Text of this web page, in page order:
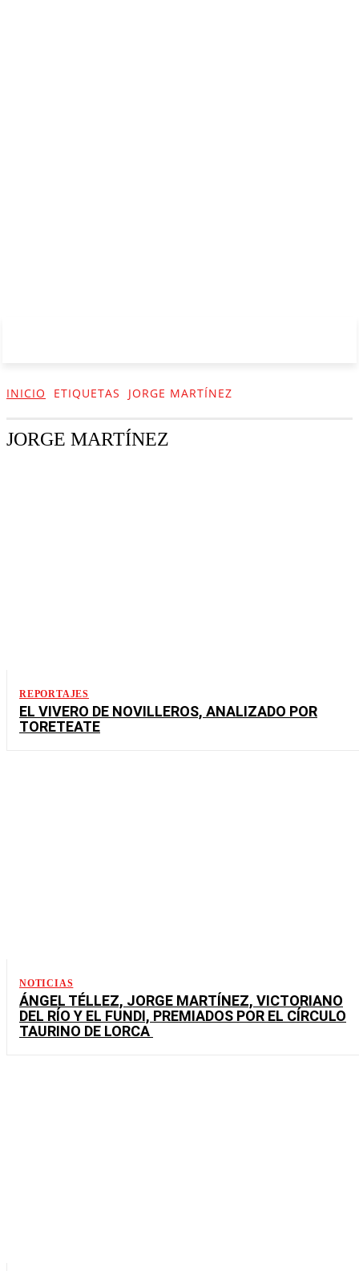
INICIO ETIQUETAS JORGE MARTÍNEZ
JORGE MARTÍNEZ
REPORTAJES
EL VIVERO DE NOVILLEROS, ANALIZADO POR
TORETEATE
NOTICIAS
ÁNGEL TÉLLEZ, JORGE MARTÍNEZ, VICTORIANO
DEL RÍO Y EL FUNDI, PREMIADOS POR EL CÍRCULO
TAURINO DE LORCA